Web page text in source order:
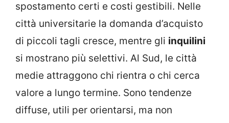
spostamento certi e costi gestibili. Nelle
città universitarie la domanda d’acquisto
di piccoli tagli cresce, mentre gli inquilini
si mostrano più selettivi. Al Sud, le città
medie attraggono chi rientra o chi cerca
valore a lungo termine. Sono tendenze
diffuse, utili per orientarsi, ma non